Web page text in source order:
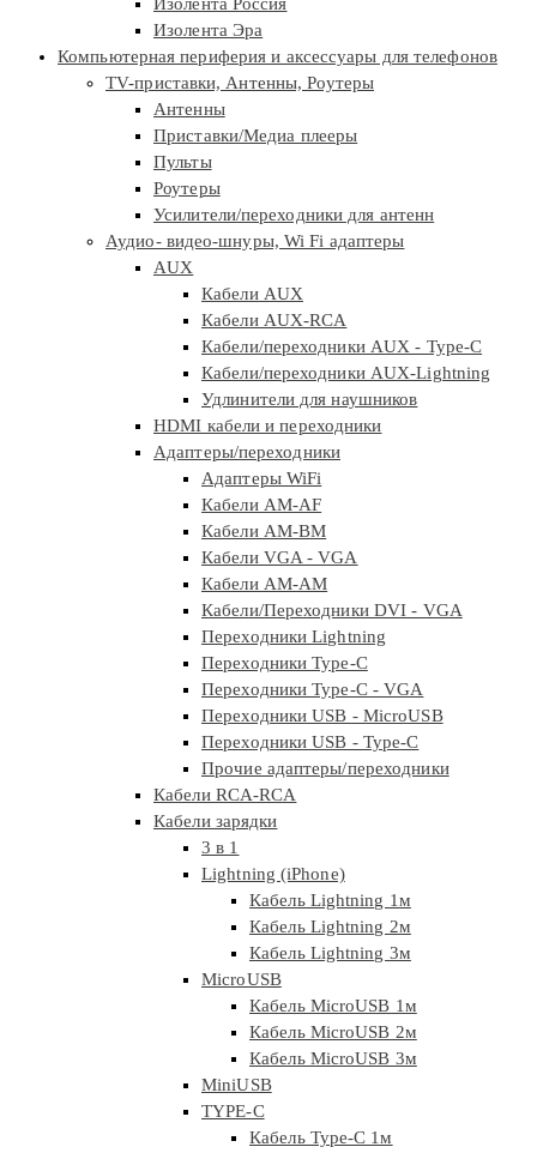
Изолента Россия
Изолента Эра
Компьютерная периферия и аксессуары для телефонов
TV-приставки, Антенны, Роутеры
Антенны
Приставки/Медиа плееры
Пульты
Роутеры
Усилители/переходники для антенн
Аудио- видео-шнуры, Wi Fi адаптеры
AUX
Кабели AUX
Кабели AUX-RCA
Кабели/переходники AUX - Type-C
Кабели/переходники AUX-Lightning
Удлинители для наушников
HDMI кабели и переходники
Адаптеры/переходники
Адаптеры WiFi
Кабели AM-AF
Кабели AM-BM
Кабели VGA - VGA
Кабели АМ-АМ
Кабели/Переходники DVI - VGA
Переходники Lightning
Переходники Type-C
Переходники Type-C - VGA
Переходники USB - MicroUSB
Переходники USB - Type-C
Прочие адаптеры/переходники
Кабели RCA-RCA
Кабели зарядки
3 в 1
Lightning (iPhone)
Кабель Lightning 1м
Кабель Lightning 2м
Кабель Lightning 3м
MicroUSB
Кабель MicroUSB 1м
Кабель MicroUSB 2м
Кабель MicroUSB 3м
MiniUSB
TYPE-C
Кабель Type-C 1м